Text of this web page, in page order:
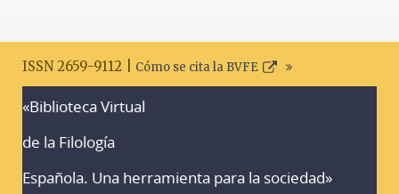
ISSN 2659-9112 | Cómo se cita la BVFE
«Biblioteca Virtual
de la Filología
Española. Una herramienta para la sociedad»